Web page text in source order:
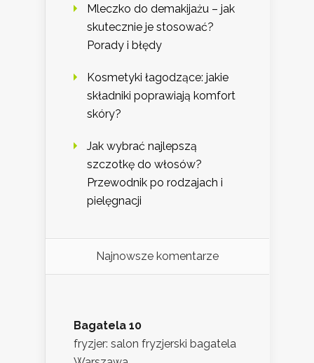
Mleczko do demakijażu – jak
skutecznie je stosować?
Porady i błędy
Kosmetyki łagodzące: jakie
składniki poprawiają komfort
skóry?
Jak wybrać najlepszą
szczotkę do włosów?
Przewodnik po rodzajach i
pielęgnacji
Najnowsze komentarze
Bagatela 10
fryzjer: salon fryzjerski bagatela